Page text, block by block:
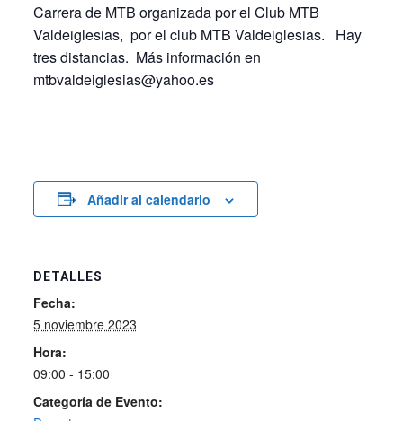
Carrera de MTB organizada por el Club MTB
Valdeiglesias, por el club MTB Valdeiglesias. Hay
tres distancias. Más información en
mtbvaldeiglesias@yahoo.es
Añadir al calendario
DETALLES
Fecha:
5 noviembre 2023
Hora:
09:00 - 15:00
Categoría de Evento: